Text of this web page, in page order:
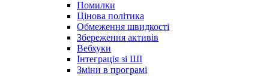
Помилки
Цінова політика
Обмеження швидкості
Збереження активів
Вебхуки
Інтеграція зі ШІ
Зміни в програмі